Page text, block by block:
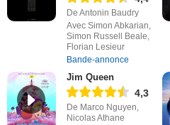
De Antonin Baudry
Avec Simon Abkarian,
Simon Russell Beale,
Florian Lesieur
Bande-annonce
Jim Queen
4,3
De Marco Nguyen,
Nicolas Athane